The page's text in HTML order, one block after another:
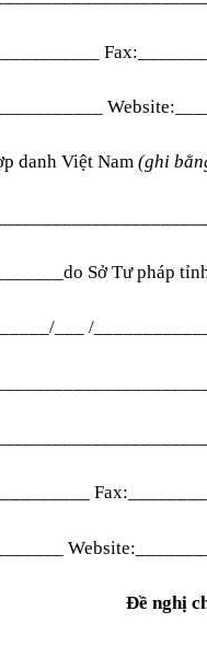
danh Việt Nam (ghi
Sở Tư pháp
___ /
Đề nghị